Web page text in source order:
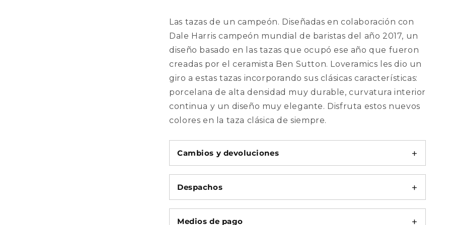
Colores
2023
Colores
Las tazas de un campeón. Diseñadas en colaboración con
Dale Harriscampeón mundial de baristas del año 2017, un
diseño basado en las tazas que ocupó ese año que fueron
creadas por el ceramista Ben Sutton. Loveramics les dio un
giro a estas tazas incorporando sus clásicas características:
porcelana de alta densidad muy durable, curvatura interior
continua y un diseño muy elegante. Disfruta estos nuevos
colores en la taza clásica de siempre.
Cambios y devoluciones
Despachos
Medios de pago